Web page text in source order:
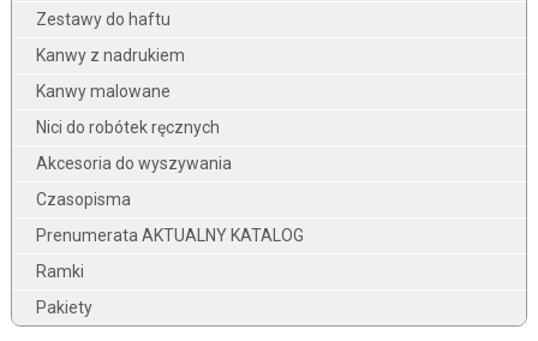
Zestawy do haftu
Kanwy z nadrukiem
Kanwy malowane
Nici do robótek ręcznych
Akcesoria do wyszywania
Czasopisma
Prenumerata AKTUALNY KATALOG
Ramki
Pakiety